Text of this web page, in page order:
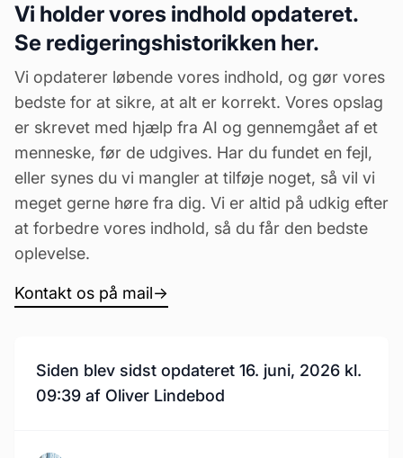
Vi holder vores indhold opdateret.
Se redigeringshistorikken her.
Vi opdaterer løbende vores indhold, og gør vores
bedste for at sikre, at alt er korrekt. Vores opslag
er skrevet med hjælp fra AI og gennemgået af et
menneske, før de udgives. Har du fundet en fejl,
eller synes du vi mangler at tilføje noget, så vil vi
meget gerne høre fra dig. Vi er altid på udkig efter
at forbedre vores indhold, så du får den bedste
oplevelse.
Kontakt os på mail→
Siden blev sidst opdateret 16. juni, 2026 kl.
09:39 af Oliver Lindebod